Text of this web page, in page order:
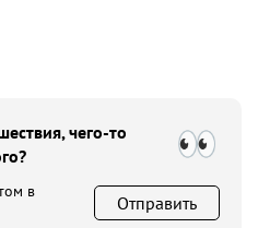
чего-то
в
Отправить